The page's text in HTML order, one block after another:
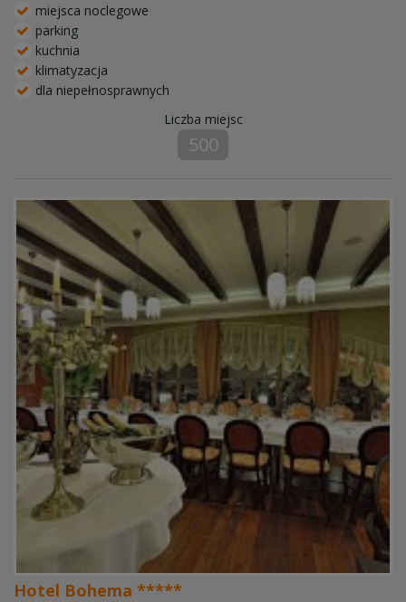
miejsca noclegowe
parking
kuchnia
klimatyzacja
dla niepełnosprawnych
Liczba miejsc
500
Hotel Bohema *****